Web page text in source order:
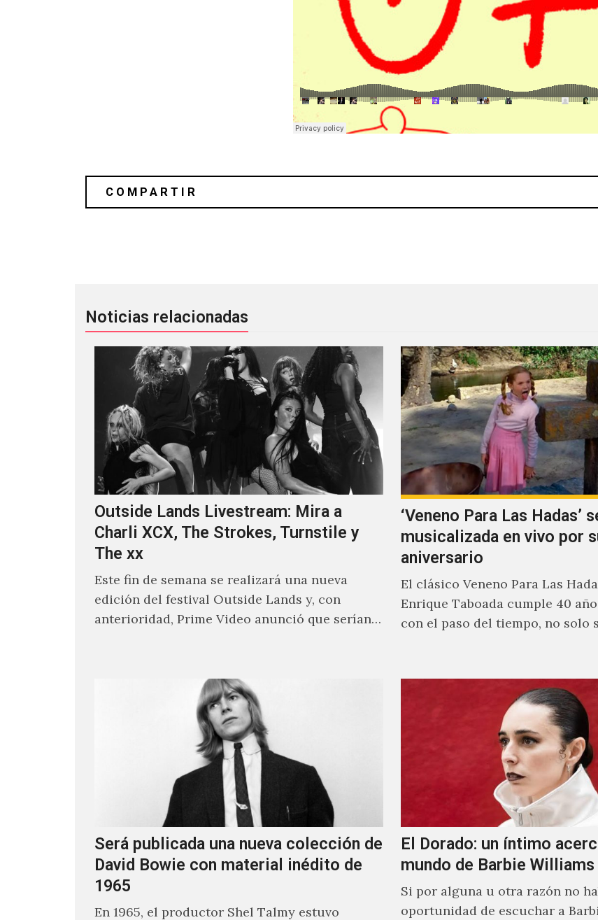
Noticias relacionadas
Outside Lands Livestream: Mira a
Charli XCX, The Strokes, Turnstile y
The xx
Este fin de semana se realizará una nueva
edición del festival Outside Lands y, con
anterioridad, Prime Video anunció que serían
‘Veneno Para Las Hadas’
musicalizada en vivo por
aniversario
El clásico Veneno Para Las
Enrique Taboada cumple 40
con el paso del tiempo, no solo
Será publicada una nueva colección de
David Bowie con material inédito de
1965
En 1965, el productor Shel Talmy estuvo
El Dorado: un íntimo
mundo de Barbie Williams
Si por alguna u otra razón no
oportunidad de escuchar a